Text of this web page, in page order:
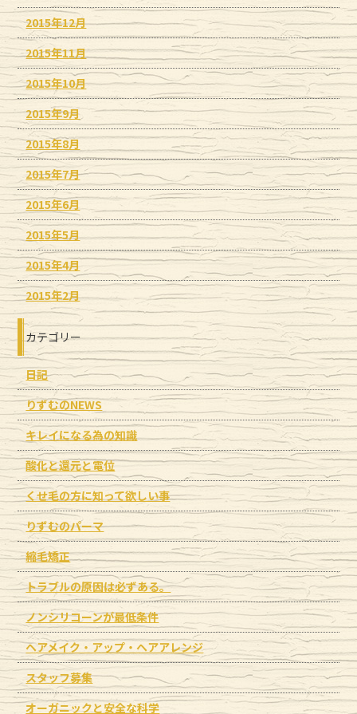
2015年12月
2015年11月
2015年10月
2015年9月
2015年8月
2015年7月
2015年6月
2015年5月
2015年4月
2015年2月
カテゴリー
日記
りずむのNEWS
キレイになる為の知識
酸化と還元と電位
くせ毛の方に知って欲しい事
りずむのパーマ
縮毛矯正
トラブルの原因は必ずある。
ノンシリコーンが最低条件
ヘアメイク・アップ・ヘアアレンジ
スタッフ募集
オーガニックと安全な科学